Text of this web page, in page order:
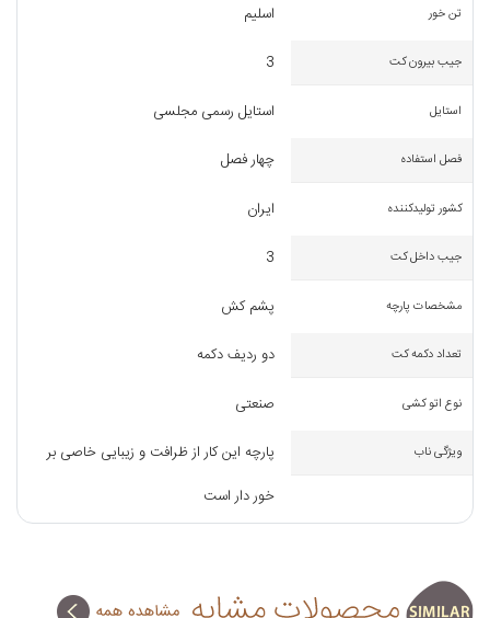
تن خور اسلیم
جیب بیرون کت 3
استایل استایل رسمی مجلسی
فصل استفاده چهار فصل
کشور تولیدکننده ایران
جیب داخل کت 3
مشخصات پارچه پشم کش
تعداد دکمه کت دو ردیف دکمه
نوع اتو کشی صنعتی
ویژگی ناب
پارچه این کار از ظرافت و زیبایی خاصی بر
خور دار است